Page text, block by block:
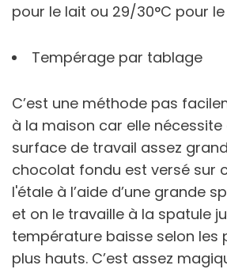
pour le lait ou 29/30°C pour
Tempérage par tablage
C’est une méthode pas
à la maison car elle nécessite
surface de travail assez
chocolat fondu est versé sur
l'étale à l’aide d’une grande
et on le travaille à la spatule
température baisse selon les
plus hauts. C’est assez